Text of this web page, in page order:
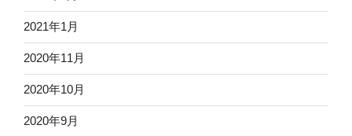
2021年1月
2020年11月
2020年10月
2020年9月